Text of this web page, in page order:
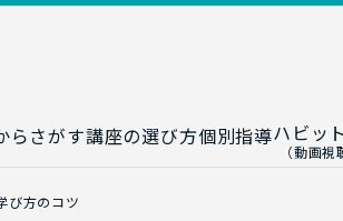
らさがす講座の選び方
講座カレンダー
個別指導ハビット
（動画視
び方のコツ